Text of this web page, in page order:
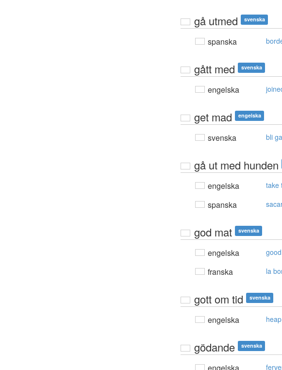
gå utmed svenska
spanska
gått med svenska
engelska
get mad engelska
svenska bli
gå ut med hunden
engelska take
spanska
god mat svenska
engelska
franska la
gott om tid svenska
engelska
gödande svenska